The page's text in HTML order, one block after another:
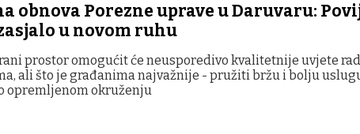
obnova Porezne uprave u Daruvaru:
u novom ruhu
prostor omogućit će neusporedivo kvalitetnije uvjete
ali što je građanima najvažnije - pružiti bržu i bolju
opremljenom okruženju